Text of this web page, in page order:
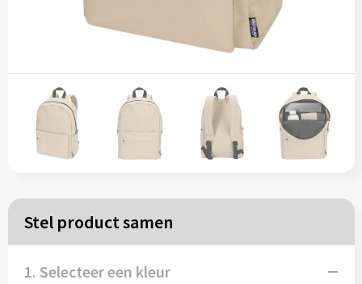
Papieren tassen
Reistassen
Zakelijk
Rugzakken
Koeltassen
Stel product samen
1. Selecteer een kleur